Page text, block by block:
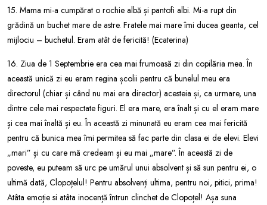
15. Mama mi-a cumpărat o rochie albă și pantofi albi. Mi-a rupt din
grădină un buchet mare de astre. Fratele mai mare îmi ducea geanta, cel
mijlociu – buchetul. Eram atât de fericită! (Ecaterina)
16. Ziua de 1 Septembrie era cea mai frumoasă zi din copilăria mea. În
această unică zi eu eram regina școlii pentru că bunelul meu era
directorul (chiar și când nu mai era director) acesteia și, ca urmare, una
dintre cele mai respectate figuri. El era mare, era înalt și cu el eram mare
și cea mai înaltă și eu. În această zi minunată eu eram cea mai fericită
pentru că bunica mea îmi permitea să fac parte din clasa ei de elevi. Elevi
„mari” și cu care mă credeam și eu mai „mare”. În această zi de
poveste, eu puteam să urc pe umărul unui absolvent și să sun pentru ei, o
ultimă dată, Clopoțelul! Pentru absolvenți ultima, pentru noi, pitici, prima!
Atâta emoție si atâta inocență întrun clinchet de Clopoțel! Așa suna